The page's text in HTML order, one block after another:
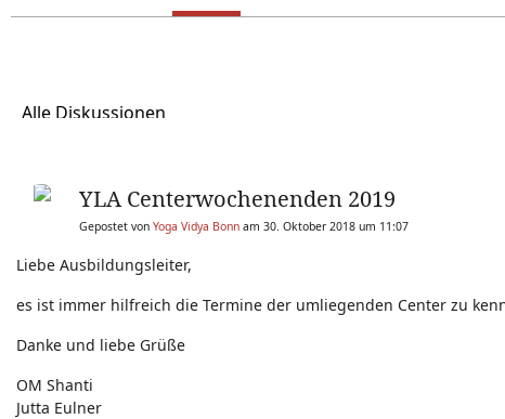
Alle Diskussionen
YLA Centerwochenenden 2019
Gepostet von Yoga Vidya Bonn am 30. Oktober 2018 um 11:07
Liebe Ausbildungsleiter,
es ist immer hilfreich die Termine der umliegenden Center zu
Danke und liebe Grüße
OM Shanti
Jutta Eulner